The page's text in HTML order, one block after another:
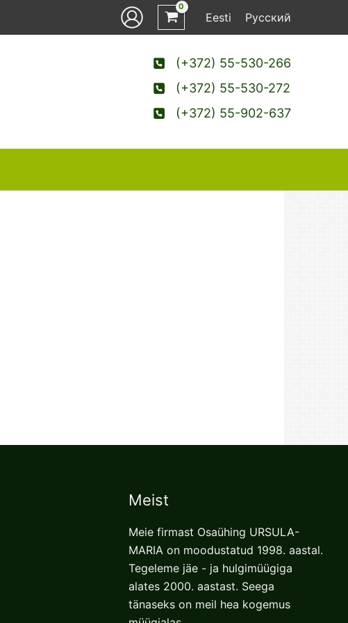
Eesti Русский
(+372) 55-530-266
(+372) 55-530-272
(+372) 55-902-637
Meist
Meie firmast Osaühing URSULA-
MARIA on moodustatud 1998. aastal.
Tegeleme jäe - ja hulgimüügiga
alates 2000. aastast. Seega
tänaseks on meil hea kogemus